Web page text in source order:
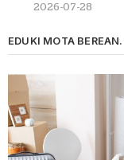
2026-07-28
EDUKI MOTA